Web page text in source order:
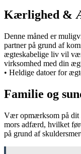
Kærlighed &
Denne måned er
partner på grund af
ægteskabelige liv vil
virksomhed med din
• Heldige datoer for
Familie og
Vær opmærksom på dit
mors adfærd, hvilket
på grund af